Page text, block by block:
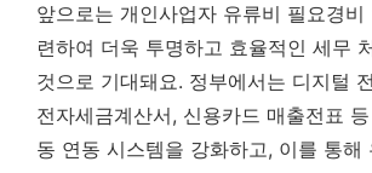
앞으로는 개인사업자 유류비 필요경
련하여 더욱 투명하고 효율적인 세무
것으로 기대돼요. 정부에서는 디지털
전자세금계산서, 신용카드 매출전표
동 연동 시스템을 강화하고, 이를 통해